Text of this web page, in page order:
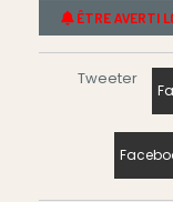
ÊTRE AVERTI
Tweeter